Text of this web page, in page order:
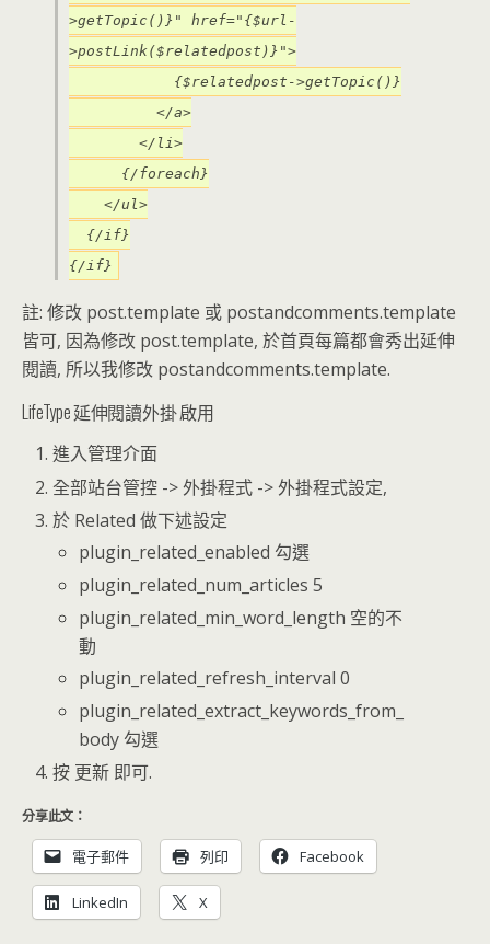
>getTopic()}" href="{$url-
>postLink($relatedpost)}">
{$relatedpost->getTopic()}
</a>
</li>
{/foreach}
</ul>
{/if}
{/if}
註: 修改 post.template 或 postandcomments.template
皆可, 因為修改 post.template, 於首頁每篇都會秀出延伸
閱讀, 所以我修改 postandcomments.template.
LifeType 延伸閱讀外掛 啟用
進入管理介面
全部站台管控 -> 外掛程式 -> 外掛程式設定,
於 Related 做下述設定
plugin_related_enabled 勾選
plugin_related_num_articles 5
plugin_related_min_word_length 空的不
動
plugin_related_refresh_interval 0
plugin_related_extract_keywords_from_
body 勾選
按 更新 即可.
分享此文：
電子郵件 列印 Facebook
LinkedIn X